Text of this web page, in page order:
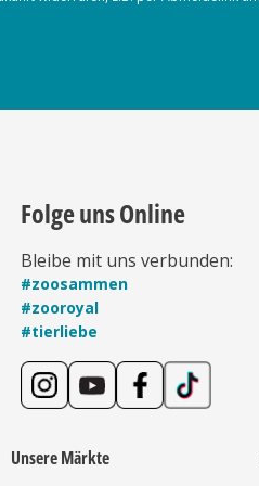
Folge uns Online
Bleibe mit uns verbunden:
#zoosammen
#zooroyal
#tierliebe
Unsere Märkte